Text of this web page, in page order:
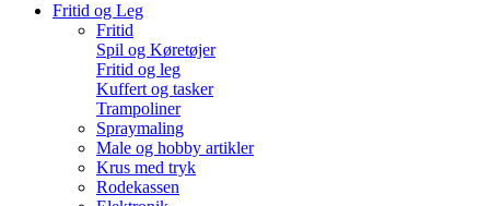
Fritid og Leg
Fritid
Spil og Køretøjer
Fritid og leg
Kuffert og tasker
Trampoliner
Spraymaling
Male og hobby artikler
Krus med tryk
Rodekassen